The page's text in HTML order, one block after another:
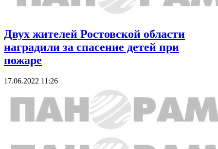
Двух жителей Ростовской области
наградили за спасение детей при
пожаре
17.06.2022 11:26